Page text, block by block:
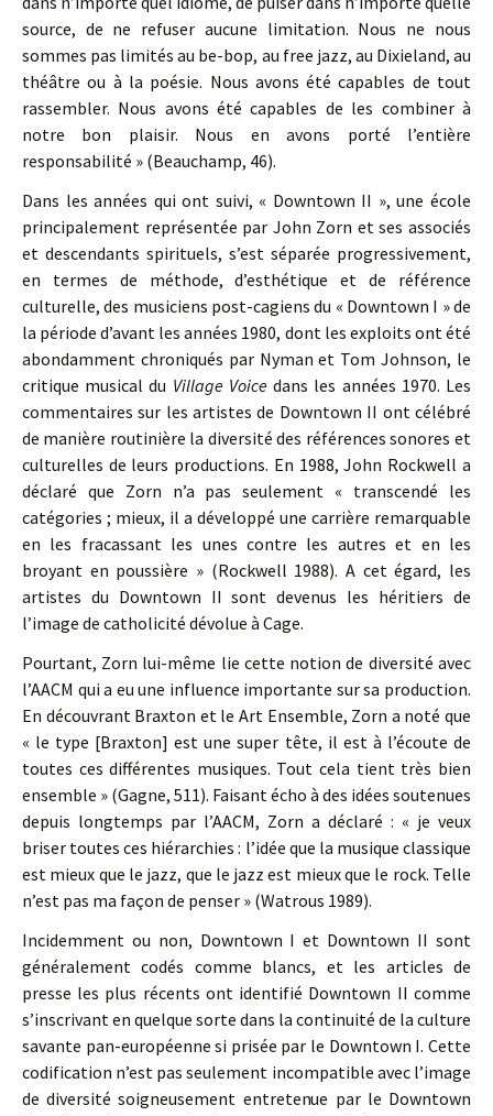
source, de ne refuser aucune limitation. Nous ne nous
sommes pas limités au be-bop, au free jazz, au Dixieland, au
théâtre ou à la poésie. Nous avons été capables de tout
rassembler. Nous avons été capables de les combiner à
notre bon plaisir. Nous en avons porté l’entière
responsabilité » (Beauchamp, 46).
Dans les années qui ont suivi, « Downtown II », une école
principalement représentée par John Zorn et ses associés
et descendants spirituels, s’est séparée progressivement,
en termes de méthode, d’esthétique et de référence
culturelle, des musiciens post-cagiens du « Downtown I » de
la période d’avant les années 1980, dont les exploits ont été
abondamment chroniqués par Nyman et Tom Johnson, le
critique musical du Village Voicedans les années 1970. Les
commentaires sur les artistes de Downtown II ont célébré
de manière routinière la diversité des références sonores et
culturelles de leurs productions. En 1988, John Rockwell a
déclaré que Zorn n’a pas seulement « transcendé les
catégories ; mieux, il a développé une carrière remarquable
en les fracassant les unes contre les autres et en les
broyant en poussière » (Rockwell 1988). A cet égard, les
artistes du Downtown II sont devenus les héritiers de
l’image de catholicité dévolue à Cage.
Pourtant, Zorn lui-même lie cette notion de diversité avec
l’AACM qui a eu une influence importante sur sa production.
En découvrant Braxton et le Art Ensemble, Zorn a noté que
« le type [Braxton] est une super tête, il est à l’écoute de
toutes ces différentes musiques. Tout cela tient très bien
ensemble » (Gagne, 511). Faisant écho à des idées soutenues
depuis longtemps par l’AACM, Zorn a déclaré : « je veux
briser toutes ces hiérarchies : l’idée que la musique classique
est mieux que le jazz, que le jazz est mieux que le rock. Telle
n’est pas ma façon de penser » (Watrous 1989).
Incidemment ou non, Downtown I et Downtown II sont
généralement codés comme blancs, et les articles de
presse les plus récents ont identifié Downtown II comme
s’inscrivant en quelque sorte dans la continuité de la culture
savante pan-européenne si prisée par le Downtown I. Cette
codification n’est pas seulement incompatible avec l’image
de diversité soigneusement entretenue par le Downtown